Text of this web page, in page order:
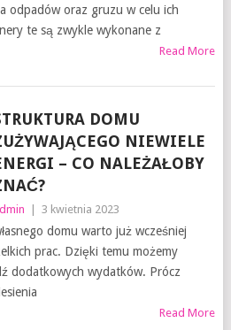
odpadów oraz gruzu w celu ich
te są zwykle wykonane z
Read More
DOMU
NIEWIELE
– CO NALEŻAŁOBY
3 kwietnia 2023
domu warto już wcześniej
prac. Dzięki temu możemy
dodatkowych wydatków. Prócz
Read More